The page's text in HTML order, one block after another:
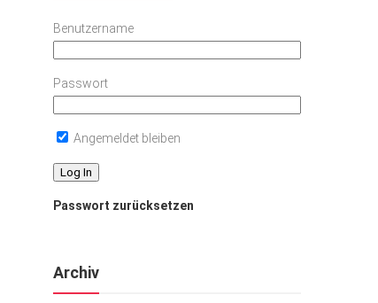
Benutzername
Passwort
Angemeldet bleiben
Passwort zurücksetzen
Archiv